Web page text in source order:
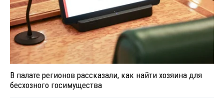
В палате регионов рассказали, как найти хозяина для
бесхозного госимущества